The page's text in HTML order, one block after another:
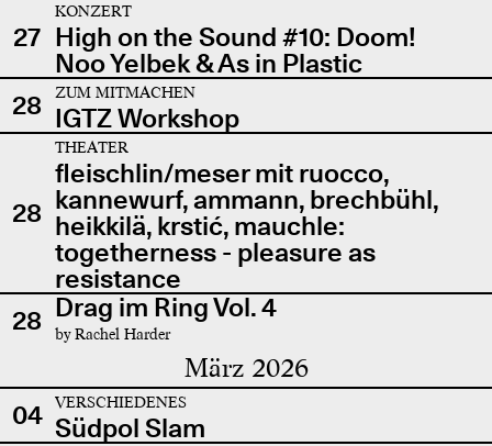
27
KONZERT
High on the Sound #10: Doom!
Noo Yelbek & As in Plastic
28
ZUM MITMACHEN
IGTZ Workshop
28
THEATER
fleischlin/meser mit ruocco,
kannewurf, ammann, brechbühl,
heikkilä, krstić, mauchle:
togetherness - pleasure as
resistance
28 Drag im Ring Vol. 4
by Rachel Harder
März 2026
04 VERSCHIEDENES
Südpol Slam